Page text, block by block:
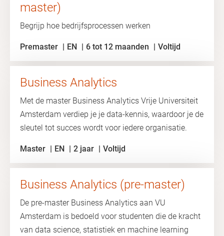
master)
Begrijp hoe bedrijfsprocessen werken
Premaster EN 6 tot 12 maanden Voltijd
Business Analytics
Met de master Business Analytics Vrije Universiteit
Amsterdam verdiep je je data-kennis, waardoor je de
sleutel tot succes wordt voor iedere organisatie.
Master EN 2 jaar Voltijd
Business Analytics (pre-master)
De pre-master Business Analytics aan VU
Amsterdam is bedoeld voor studenten die de kracht
van data science, statistiek en machine learning